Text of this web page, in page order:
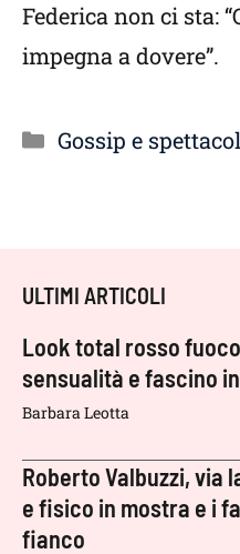
Federica non ci sta:
impegna a dovere”.
Categorie
Gossip e
ULTIMI ARTICOLI
Look total rosso
sensualità e fascino
Barbara Leotta
Roberto Valbuzzi, via
e fisico in mostra e i
fianco